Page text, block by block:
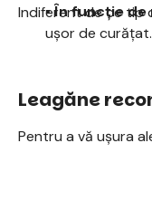
▪️ În funcție
ușor de curățat.
Indiferent de ce tip
Leagăne
Pentru a vă ușura